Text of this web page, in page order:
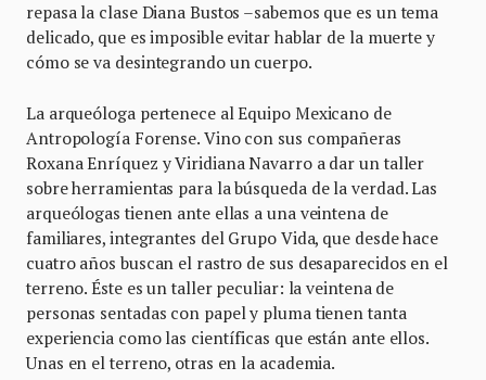
repasa la clase Diana Bustos ­–sabemos que es un tema
delicado, que es imposible evitar hablar de la muerte y
cómo se va desintegrando un cuerpo.
La arqueóloga pertenece al Equipo Mexicano de
Antropología Forense. Vino con sus compañeras
Roxana Enríquez y Viridiana Navarro a dar un taller
sobre herramientas para la búsqueda de la verdad. Las
arqueólogas tienen ante ellas a una veintena de
familiares, integrantes del Grupo Vida, que desde hace
cuatro años buscan el rastro de sus desaparecidos en el
terreno. Éste es un taller peculiar: la veintena de
personas sentadas con papel y pluma tienen tanta
experiencia como las científicas que están ante ellos.
Unas en el terreno, otras en la academia.